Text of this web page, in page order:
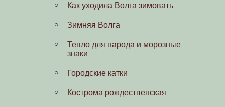
После царского манифеста
Гимназия
Игры детей начала века
Романовых в Костроме
Как уходила Волга зимовать
Зимняя Волга
Тепло для народа и морозные
знаки
Городские катки
Кострома рождественская